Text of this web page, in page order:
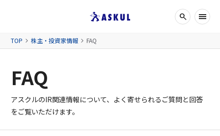
search
検索ボッ
メニュー
TOP 株主・投資家情報 FAQ
FAQ
アスクルのIR関連情報について、よく寄せられるご質問と回答
をご覧いただけます。